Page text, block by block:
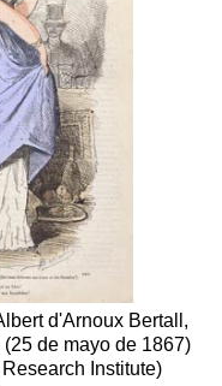
d'Arnoux Bertall,
(25 de mayo de 1867)
Institute)